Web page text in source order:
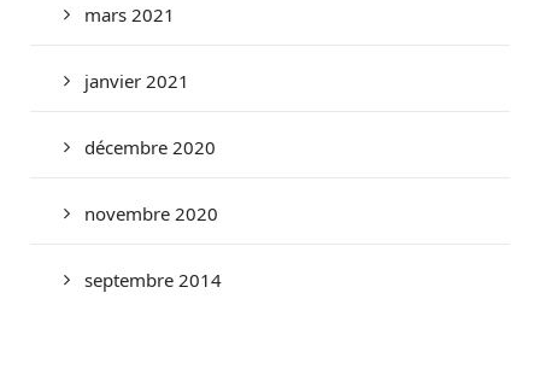
mars 2021
janvier 2021
décembre 2020
novembre 2020
septembre 2014